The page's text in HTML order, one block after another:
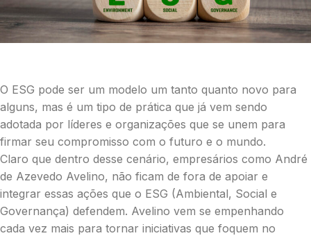
O ESG pode ser um modelo um tanto quanto novo para
alguns, mas é um tipo de prática que já vem sendo
adotada por líderes e organizações que se unem para
firmar seu compromisso com o futuro e o mundo.
Claro que dentro desse cenário, empresários como André
de Azevedo Avelino, não ficam de fora de apoiar e
integrar essas ações que o ESG (Ambiental, Social e
Governança) defendem. Avelino vem se empenhando
cada vez mais para tornar iniciativas que foquem no